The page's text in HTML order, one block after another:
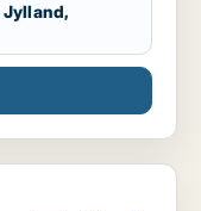
/ bud /